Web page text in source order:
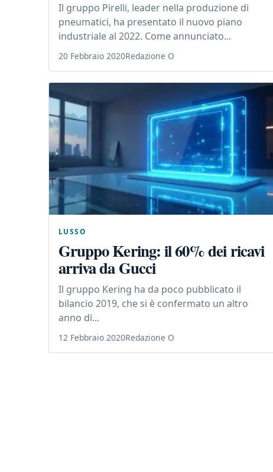
Il gruppo Pirelli, leader nella produzione di
pneumatici, ha presentato il nuovo piano
industriale al 2022. Come annunciato...
20 Febbraio 2020Redazione O
LUSSO
Gruppo Kering: il 60% dei ricavi
arriva da Gucci
Il gruppo Kering ha da poco pubblicato il
bilancio 2019, che si è confermato un altro
anno di...
12 Febbraio 2020Redazione O